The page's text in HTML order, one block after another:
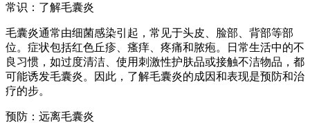
常识：了解毛囊炎
毛囊炎通常由细菌感染引起，常见于头皮、脸部、背部等部
位。症状包括红色丘疹、瘙痒、疼痛和脓疱。日常生活中的不
良习惯，如过度清洁、使用刺激性护肤品或接触不洁物品，都
可能诱发毛囊炎。因此，了解毛囊炎的成因和表现是预防和治
疗的步。
预防：远离毛囊炎